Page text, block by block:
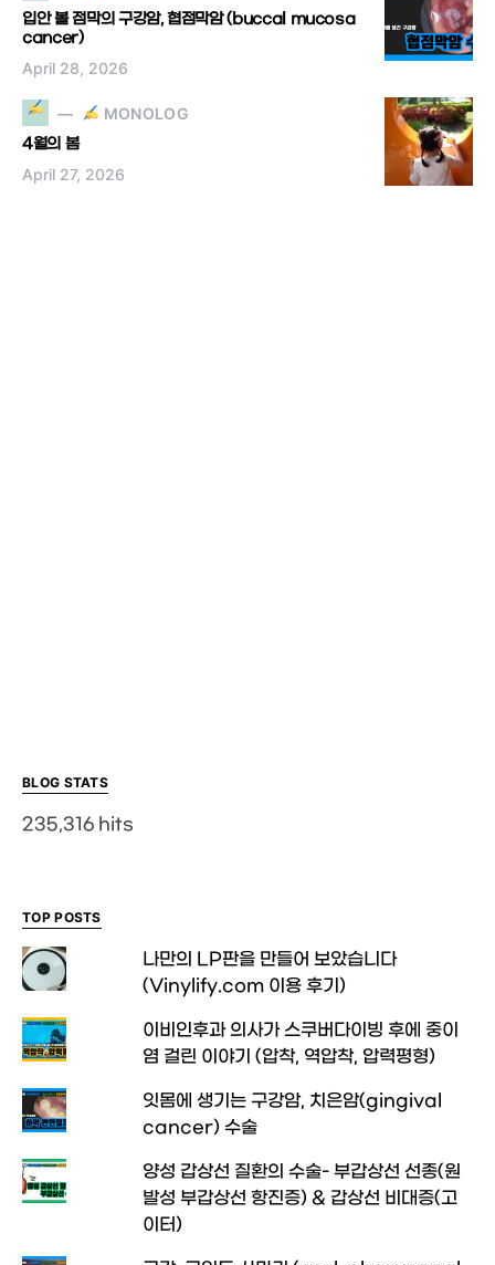
입안 볼 점막의 구강암, 협점막암 (buccal mucosa
cancer)
April 28, 2026
MONOLOG
4월의 봄
April 27, 2026
BLOG STATS
235,316 hits
TOP POSTS
나만의 LP판을 만들어 보았습니다
(Vinylify.com 이용 후기)
이비인후과 의사가 스쿠버다이빙 후에 중이
염 걸린 이야기 (압착, 역압착, 압력평형)
잇몸에 생기는 구강암, 치은암(gingival
cancer) 수술
양성 갑상선 질환의 수술- 부갑상선 선종(원
발성 부갑상선 항진증) & 갑상선 비대증(고
이터)